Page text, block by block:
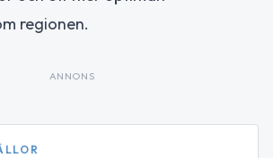
regionen.
ANNONS